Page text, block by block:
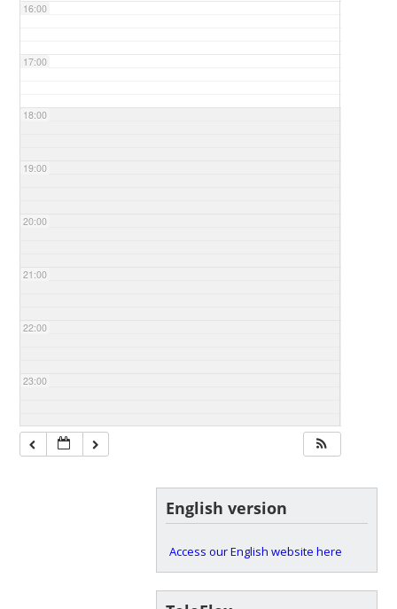
16:00
17:00
18:00
19:00
20:00
21:00
22:00
23:00
English version
Access our English website here